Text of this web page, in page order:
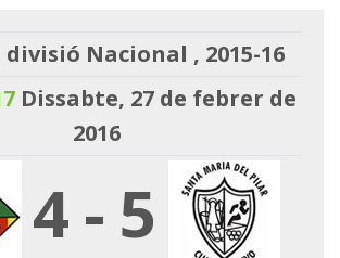
Nacional , 2015-16
Dissabte, 27 de febrer de
2016
4- 5